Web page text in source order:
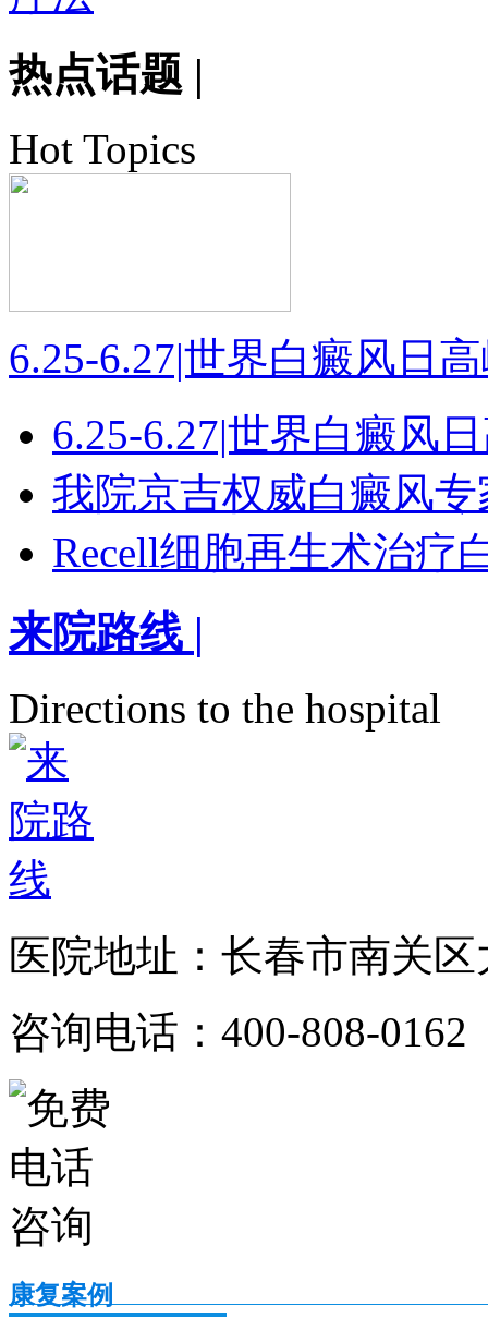
热点话题 |
Hot Topics
6.25-6.27|世界白癜风日
6.25-6.27|世界白癜风
我院京吉权威白癜风
Recell细胞再生术治疗
来院路线 |
Directions to the hospital
医院地址：长春市南关
咨询电话：400-808-0162
康复案例